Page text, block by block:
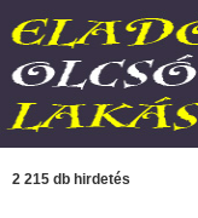
2 215 db hirdetés